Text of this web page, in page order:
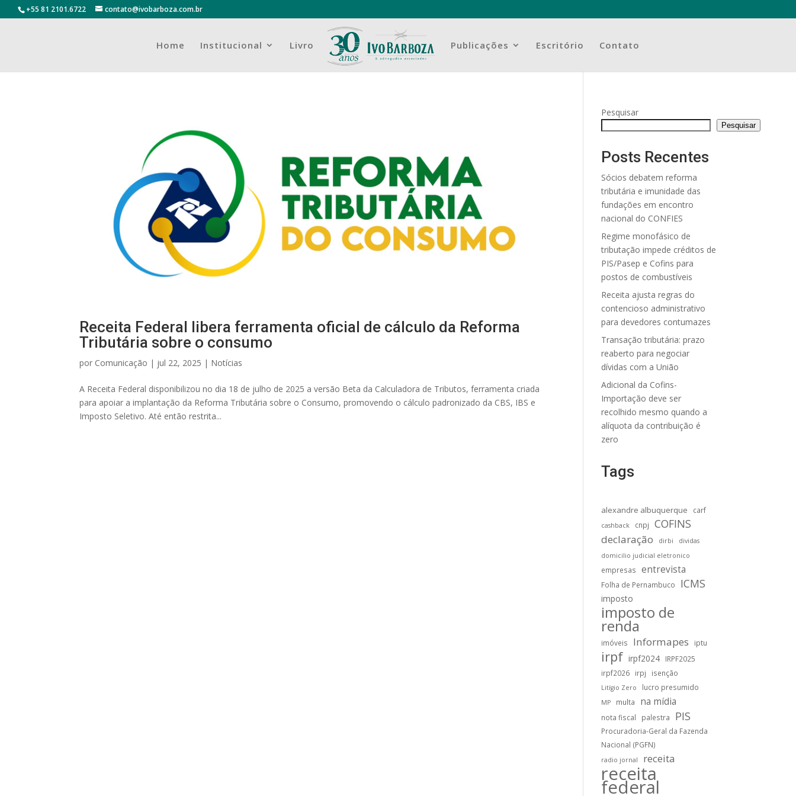
+55 81 2101.6722 contato@ivobarboza.com.br
Home Institucional Livro Publicações Escritório Contato
Receita Federal libera ferramenta oficial de cálculo da Reforma
Tributária sobre o consumo
por Comunicação | jul 22, 2025 | Notícias
A Receita Federal disponibilizou no dia 18 de julho de 2025 a versão Beta da Calculadora de Tributos, ferramenta criada
para apoiar a implantação da Reforma Tributária sobre o Consumo, promovendo o cálculo padronizado da CBS, IBS e
Imposto Seletivo. Até então restrita...
Pesquisar
Pesquisar
Posts Recentes
Sócios debatem reforma
tributária e imunidade das
fundações em encontro
nacional do CONFIES
Regime monofásico de
tributação impede créditos de
PIS/Pasep e Cofins para
postos de combustíveis
Receita ajusta regras do
contencioso administrativo
para devedores contumazes
Transação tributária: prazo
reaberto para negociar
dívidas com a União
Adicional da Cofins-
Importação deve ser
recolhido mesmo quando a
alíquota da contribuição é
zero
Tags
alexandre albuquerque carf
cashback cnpj COFINS
declaração dirbi
dividas
domicilio judicial eletronico
empresas entrevista
Folha de Pernambuco ICMS
imposto
imposto de
renda
imóveis Informapes iptu
irpf irpf2024
IRPF2025
irpf2026
irpj isenção
Litígio Zero lucro presumido
MP multa na mídia
nota fiscal palestra PIS
Procuradoria-Geral da Fazenda
Nacional (PGFN)
radio jornal receita
receita
federal